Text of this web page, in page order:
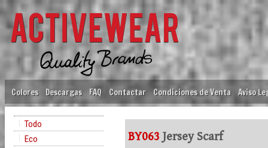
Colores Descargas FAQ Contactar Condiciones de Venta Aviso
Todo
Eco
BY063 Jersey Scarf